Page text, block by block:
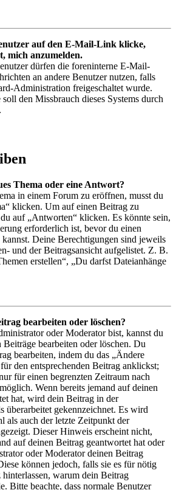
auf den E-Mail-Link klicke,
mich anzumelden.
dürfen die foreninterne E-Mail-
an andere Benutzer nutzen, falls
Administration freigeschaltet wurde.
den Missbrauch dieses Systems durch
Thema oder eine Antwort?
in einem Forum zu eröffnen, musst du
klicken. Um auf einen Beitrag zu
auf „Antworten“ klicken. Es könnte sein,
erforderlich ist, bevor du einen
Deine Berechtigungen sind jeweils
und der Beitragsansicht aufgelistet. Z. B.
erstellen“, „Du darfst Dateianhänge
bearbeiten oder löschen?
oder Moderator bist, kannst du
Beiträge bearbeiten oder löschen. Du
bearbeiten, indem du das „Ändere
den entsprechenden Beitrag anklickst;
für einen begrenzten Zeitraum nach
Wenn bereits jemand auf deinen
hat, wird dein Beitrag in der
überarbeitet gekennzeichnet. Es wird
als auch der letzte Zeitpunkt der
Dieser Hinweis erscheint nicht,
auf deinen Beitrag geantwortet hat oder
oder Moderator deinen Beitrag
können jedoch, falls sie es für nötig
warum dein Beitrag
Bitte beachte, dass normale Benutzer